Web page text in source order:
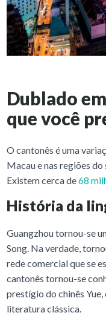
Dublado
que você
O cantonês é uma
Macau e nas regiões do
Existem cerca de68
História da
Guangzhou tornou-se
Song. Na verdade,
rede comercial que se
cantonês tornou-se
prestígio do chinês
literatura clássica.